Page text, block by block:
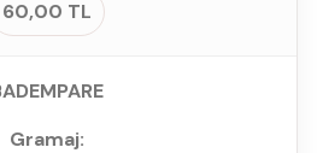
60,00 TL